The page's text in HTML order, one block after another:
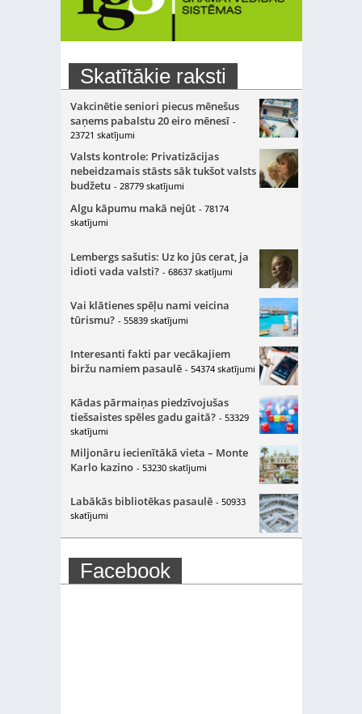
Skatītākie raksti
Vakcinētie seniori piecus mēnešus
saņems pabalstu 20 eiro mēnesī -
23721 skatījumi
Valsts kontrole: Privatizācijas
nebeidzamais stāsts sāk tukšot valsts
budžetu - 28779 skatījumi
Algu kāpumu makā nejūt - 78174
skatījumi
Lembergs sašutis: Uz ko jūs cerat, ja
idioti vada valsti? - 68637 skatījumi
Vai klātienes spēļu nami veicina
tūrismu? - 55839 skatījumi
Interesanti fakti par vecākajiem
biržu namiem pasaulē - 54374 skatījumi
Kādas pārmaiņas piedzīvojušas
tiešsaistes spēles gadu gaitā? - 53329
skatījumi
Miljonāru iecienītākā vieta – Monte
Karlo kazino - 53230 skatījumi
Labākās bibliotēkas pasaulē - 50933
skatījumi
Facebook